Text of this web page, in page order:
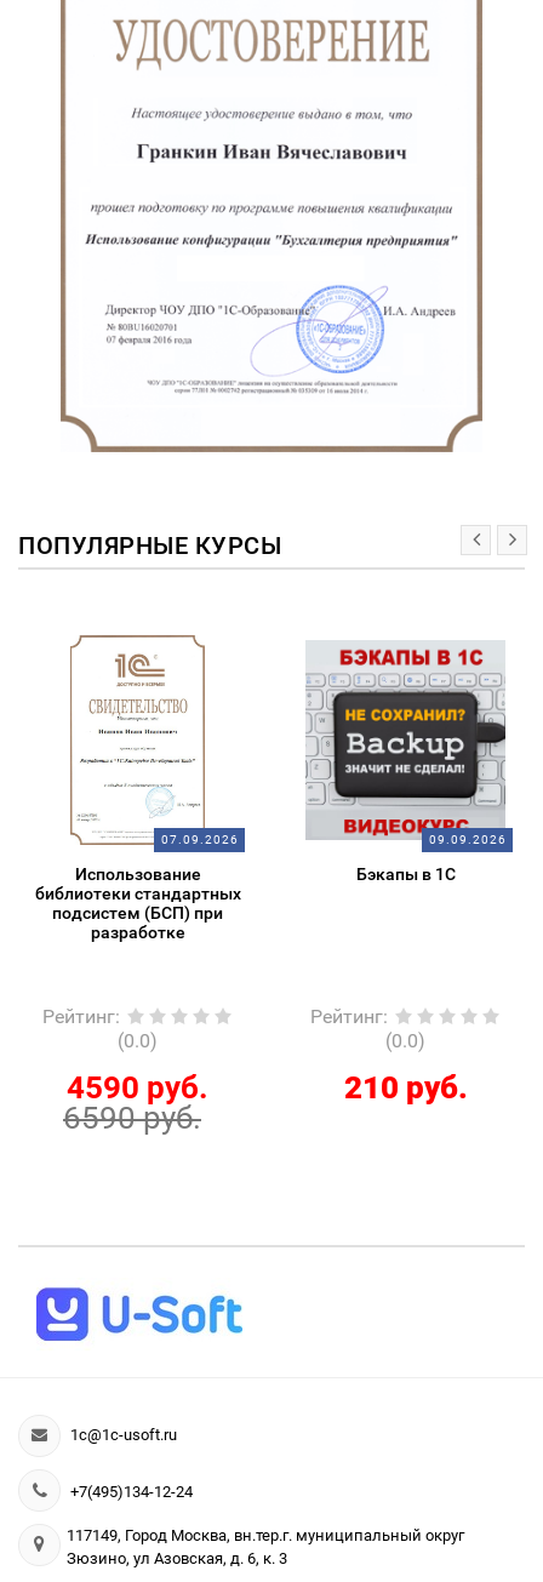
ПОПУЛЯРНЫЕ КУРСЫ
07.09.2026
Использование
библиотеки стандартных
подсистем (БСП) при
разработке
Рейтинг:
(0.0)
4590 руб.
6590 руб.
09.09.2026
Бэкапы в 1С
Рейтинг:
(0.0)
210 руб.
1c@1c-usoft.ru
+7(495)134-12-24
117149, Город Москва, вн.тер.г. муниципальный округ
Зюзино, ул Азовская, д. 6, к. 3